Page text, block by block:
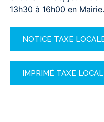
13h30 à 16h00 en Mairie.
NOTICE TAXE
IMPRIMÉ TAXE